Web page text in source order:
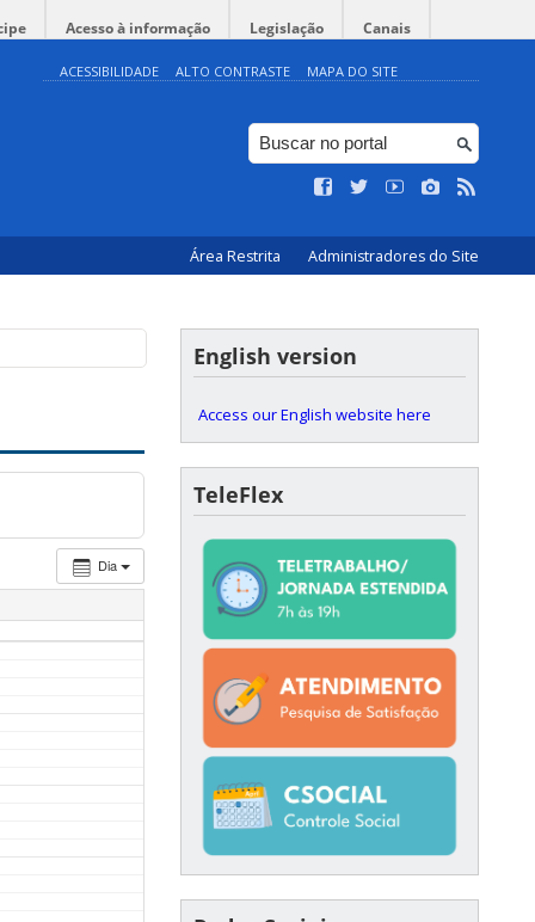
Acesso à informação Legislação Canais
ACESSIBILIDADE ALTO CONTRASTE MAPA DO SITE
Área Restrita Administradores do Site
Dia
English version
Access our English website here
TeleFlex